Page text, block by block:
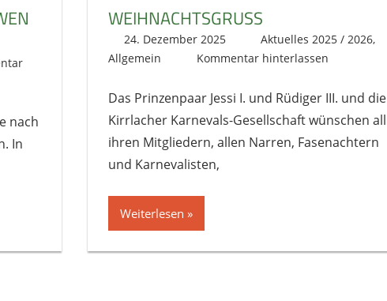
nach
In
WEIHNACHTSGRUSS
24. Dezember 2025 literat@kikage.de
Aktuelles 2025 / 2026,
Allgemein
Kommentar hinterlassen
Das Prinzenpaar Jessi I. und Rüdiger III. und die
Kirrlacher Karnevals-Gesellschaft wünschen all
ihren Mitgliedern, allen Narren, Fasenachtern
und Karnevalisten,
Weiterlesen